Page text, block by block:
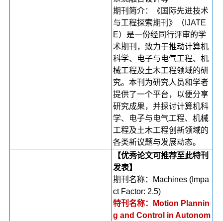
期刊简介：《国际先进技术
与工程探索期刊》（IJATE
E）是一份经同行评审的学
术期刊，致力于推动计算机
科学、电子与电气工程、机
械工程及土木工程领域的研
究。本刊为研究人员和学者
提供了一个平台，以便分享
研究成果，并探讨计算机科
学、电子与电气工程、机械
工程及土木工程创新领域的
各类新议题与发展动态。
【优秀论文可推荐至此特刊
发表】
期刊名称：Machines (Impa
ct Factor: 2.5)
特刊名称：Motion Plannin
g and Control in Autonom